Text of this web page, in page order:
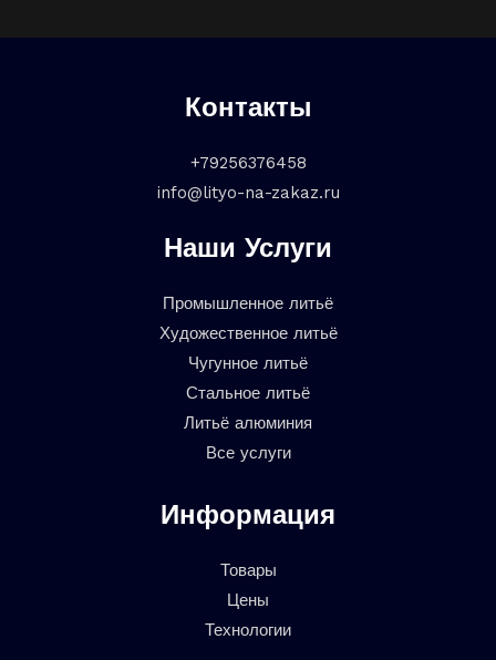
Контакты
+79256376458
info@lityo-na-zakaz.ru
Наши Услуги
Промышленное литьё
Художественное литьё
Чугунное литьё
Стальное литьё
Литьё алюминия
Все услуги
Информация
Товары
Цены
Технологии